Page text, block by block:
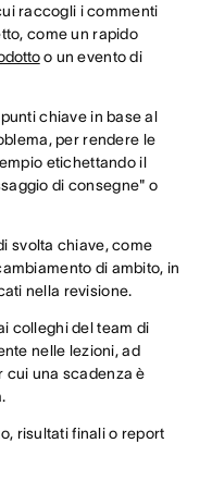
raccogli i commenti
come un rapido
o un evento di
chiave in base al
per rendere le
etichettando il
di consegne" o
svolta chiave, come
di ambito, in
nella revisione.
colleghi del team di
nelle lezioni, ad
cui una scadenza è
risultati finali o report